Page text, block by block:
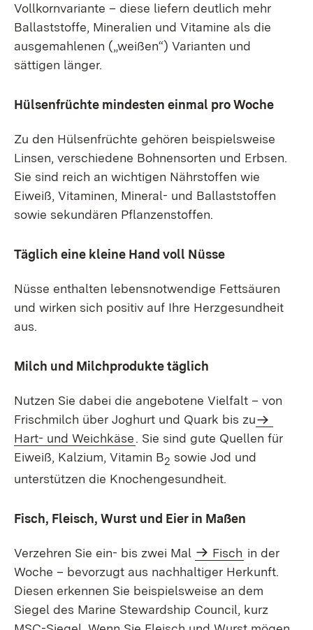
Vollkornvariante – diese liefern deutlich mehr
Ballaststoffe, Mineralien und Vitamine als die
ausgemahlenen („weißen“) Varianten und
sättigen länger.
Hülsenfrüchte mindesten einmal pro Woche
Zu den Hülsenfrüchte gehören beispielsweise
Linsen, verschiedene Bohnensorten und Erbsen.
Sie sind reich an wichtigen Nährstoffen wie
Eiweiß, Vitaminen, Mineral- und Ballaststoffen
sowie sekundären Pflanzenstoffen.
Täglich eine kleine Hand voll Nüsse
Nüsse enthalten lebensnotwendige Fettsäuren
und wirken sich positiv auf Ihre Herzgesundheit
aus.
Milch und Milchprodukte täglich
Nutzen Sie dabei die angebotene Vielfalt – von
Frischmilch über Joghurt und Quark bis zu
Hart- und Weichkäse. Sie sind gute Quellen für
Eiweiß, Kalzium, Vitamin B2 sowie Jod und
unterstützen die Knochengesundheit.
Fisch, Fleisch, Wurst und Eier in Maßen
Verzehren Sie ein- bis zwei Mal Fisch in der
Woche – bevorzugt aus nachhaltiger Herkunft.
Diesen erkennen Sie beispielsweise an dem
Siegel des Marine Stewardship Council, kurz